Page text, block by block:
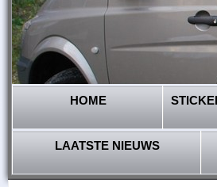
HOME
LAATSTE NIEUWS